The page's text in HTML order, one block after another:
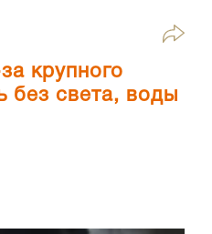
крупного
без света, воды